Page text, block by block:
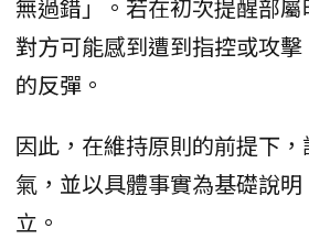
無過錯」。若在初次提醒部屬
對方可能感到遭到指控或攻
的反彈。
因此，在維持原則的前提下
氣，並以具體事實為基礎說
立。